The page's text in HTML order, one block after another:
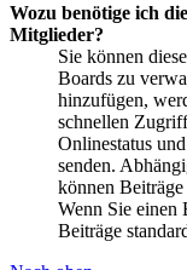
Wozu benötige ich
Mitglieder?
Sie können
Boards zu
hinzufügen,
schnellen
Onlinestatus
senden.
können
Wenn Sie einen
Beiträge